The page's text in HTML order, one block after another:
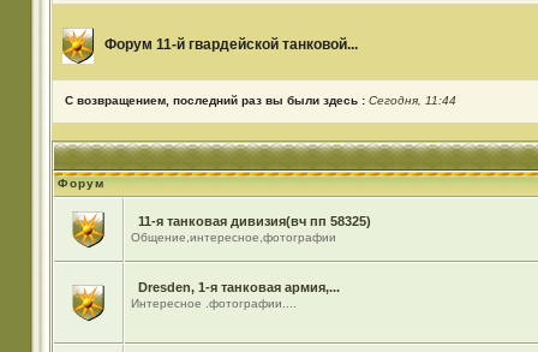
Форум 11-й гвардейской танковой...
С возвращением, последний раз вы были здесь : Сегодня, 11:44
Форум
11-я танковая дивизия(вч пп 58325)
Общение,интересное,фотографии
Dresden, 1-я танковая армия,...
Интересное .фотографии....